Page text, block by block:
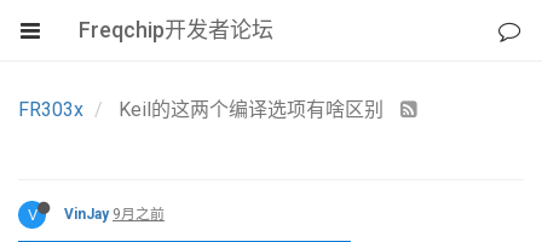
Freqchip开发者论坛
FR303x Keil的这两个编译选项有啥区别
V VinJay 9月之前